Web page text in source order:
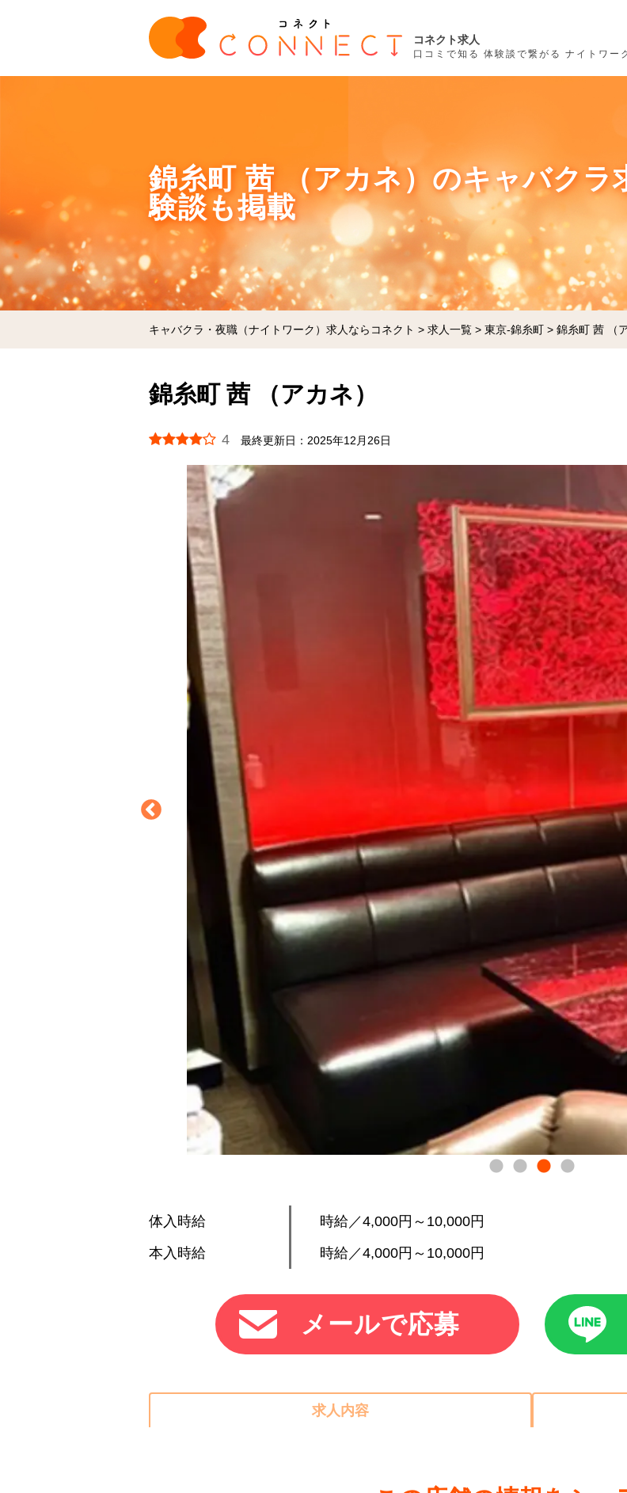
コネクト求人
口コミで知る 体験談で繋がる ナイトワー
錦糸町 茜 （アカネ）のキャバクラ
験談も掲載
キャバクラ・夜職（ナイトワーク）求人ならコネクト > 求人一覧 > 東京-錦糸町 > 錦糸町 茜 （
錦糸町 茜 （アカネ）
4 最終更新日： 2025年12月26日
体入時給
時給／4,000円～10,000円
本入時給
時給／4,000円～10,000円
メールで応募
求人内容